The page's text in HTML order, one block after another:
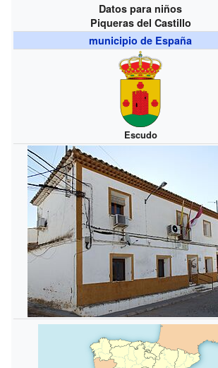
Datos para niños
Piqueras del Castillo
municipio de España
Escudo